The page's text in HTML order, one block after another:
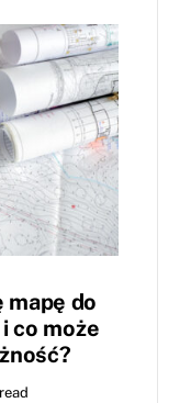
mapę do
co może